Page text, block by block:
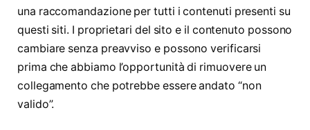
una raccomandazione per tutti i contenuti presenti su
questi siti. I proprietari del sito e il contenuto possono
cambiare senza preavviso e possono verificarsi
prima che abbiamo l’opportunità di rimuovere un
collegamento che potrebbe essere andato “non
valido”.